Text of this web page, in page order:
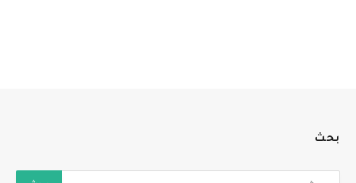
بحث